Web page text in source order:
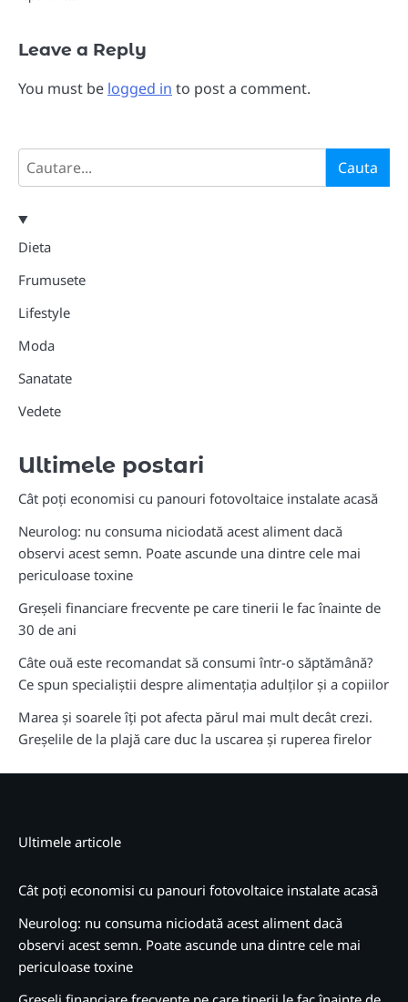
Leave a Reply
You must be logged in to post a comment.
Search Cauta
Dieta
Frumusete
Lifestyle
Moda
Sanatate
Vedete
Ultimele postari
Cât poți economisi cu panouri fotovoltaice instalate acasă
Neurolog: nu consuma niciodată acest aliment dacă
observi acest semn. Poate ascunde una dintre cele mai
periculoase toxine
Greșeli financiare frecvente pe care tinerii le fac înainte de
30 de ani
Câte ouă este recomandat să consumi într-o săptămână?
Ce spun specialiștii despre alimentația adulților și a copiilor
Marea și soarele îți pot afecta părul mai mult decât crezi.
Greșelile de la plajă care duc la uscarea și ruperea firelor
Ultimele articole
Cât poți economisi cu panouri fotovoltaice instalate acasă
Neurolog: nu consuma niciodată acest aliment dacă
observi acest semn. Poate ascunde una dintre cele mai
periculoase toxine